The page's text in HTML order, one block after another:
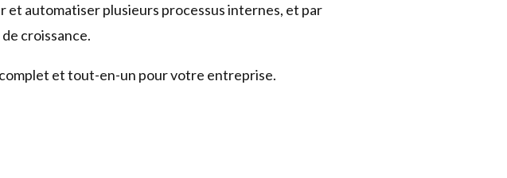
automatiser plusieurs processus internes, et par
croissance.
et tout-en-un pour votre entreprise.